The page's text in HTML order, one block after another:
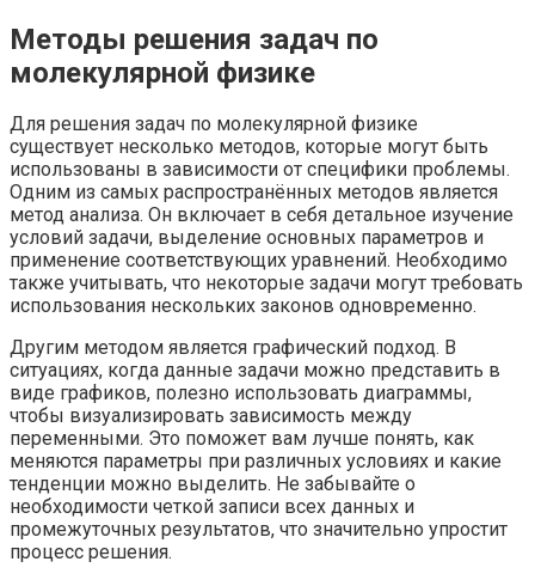
Методы решения задач по
молекулярной физике
Для решения задач по молекулярной физике
существует несколько методов, которые могут быть
использованы в зависимости от специфики проблемы.
Одним из самых распространённых методов является
метод анализа. Он включает в себя детальное изучение
условий задачи, выделение основных параметров и
применение соответствующих уравнений. Необходимо
также учитывать, что некоторые задачи могут требовать
использования нескольких законов одновременно.
Другим методом является графический подход. В
ситуациях, когда данные задачи можно представить в
виде графиков, полезно использовать диаграммы,
чтобы визуализировать зависимость между
переменными. Это поможет вам лучше понять, как
меняются параметры при различных условиях и какие
тенденции можно выделить. Не забывайте о
необходимости четкой записи всех данных и
промежуточных результатов, что значительно упростит
процесс решения.